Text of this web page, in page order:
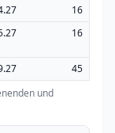
16
16
45
und